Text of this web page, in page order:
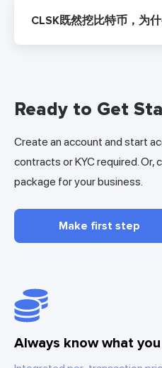
CLSK既然挖比特币，为
Ready to Get
Create an account and start
contracts or KYC required.
package for your business.
Make first step
Always know what